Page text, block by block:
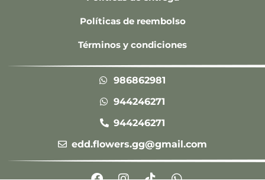
Políticas de reembolso
Términos y condiciones
986862981
944246271
944246271
edd.flowers.gg@gmail.com
F
I
T
W